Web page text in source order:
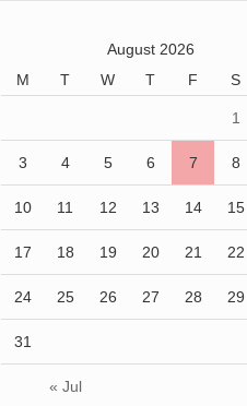
August 2026
M
T W T F S
« Jul
1
3 4 5 6 7 8
10 11 12 13 14 15
17 18 19 20 21 22
24 25 26 27 28 29
31